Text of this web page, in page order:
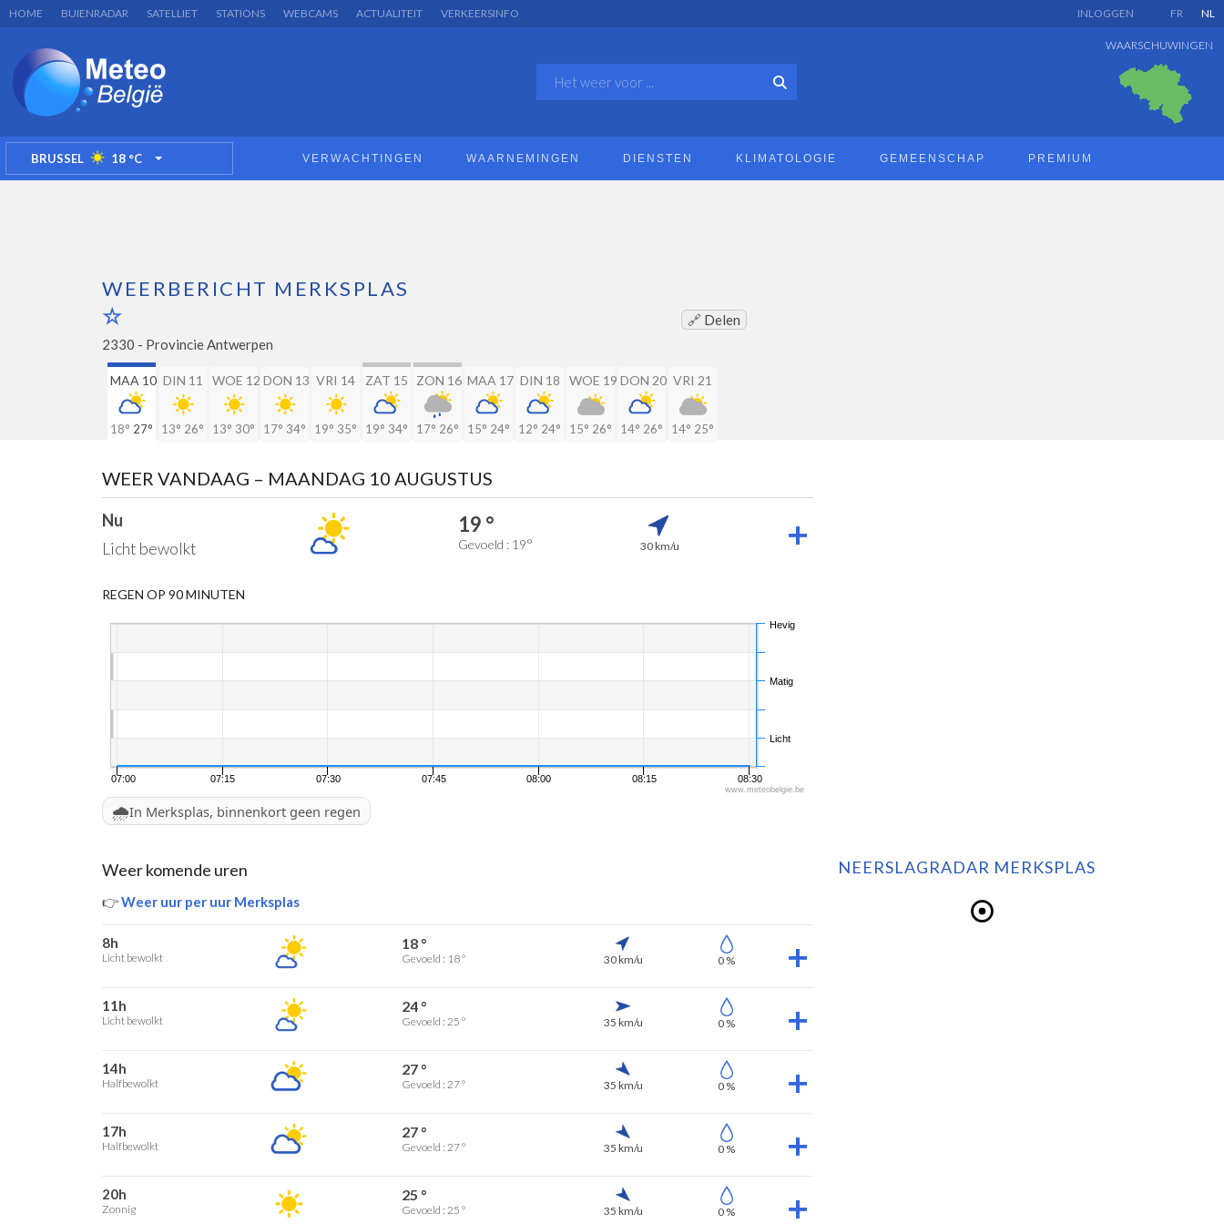
HOME BUIENRADAR SATELLIET STATIONS WEBCAMS ACTUALITEIT VERKEERSINFO FR NL
INLOGGEN
WAARSCHUWINGEN
BRUSSEL 18°C TOGGLE DROPDOWN VERWACHTINGEN WAARNEMINGEN DIENSTEN KLIMATOLOGIE GEMEENSCHAP PREMIUM
WEERBERICHT MERKSPLAS
🔗 Delen
2330 - Provincie Antwerpen
MAA 10
18° 27°
DIN 11
13° 26°
WOE 12
13° 30°
DON 13
17° 34°
VRI 14
19° 35°
ZAT 15
19° 34°
ZON 16
17° 26°
MAA 17
15° 24°
DIN 18
12° 24°
WOE 19
15° 26°
DON 20
14° 26°
VRI 21
14° 25°
WEER VANDAAG – MAANDAG 10 AUGUSTUS
Nu
Licht bewolkt
19 °
Gevoeld : 19° 30 km/u
REGEN OP 90 MINUTEN
07:00 07:15 07:30 07:45 08:00 08:15 08:30
Licht
Matig
Hevig
www.meteobelgie.be
🌧️In Merksplas, binnenkort geen regen
Weer komende uren
👉Weer uur per uur Merksplas
8h
Licht bewolkt
18 °
Gevoeld : 18 ° 30 km/u 0 %
11h
Licht bewolkt
24 °
Gevoeld : 25 ° 35 km/u 0 %
14h
Halfbewolkt
27 °
Gevoeld : 27 ° 35 km/u 0 %
17h
Halfbewolkt
27 °
Gevoeld : 27 ° 35 km/u 0 %
20h
Zonnig
25 °
Gevoeld : 25 ° 35 km/u 0 %
NEERSLAGRADAR MERKSPLAS